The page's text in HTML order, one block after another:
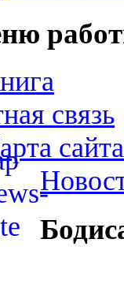
связь
сайта